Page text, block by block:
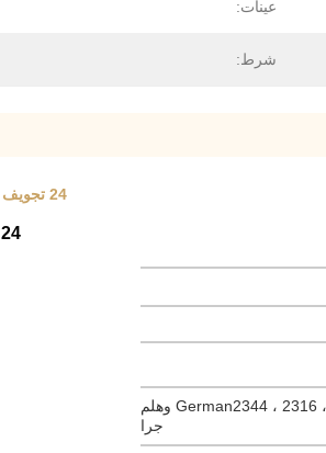
عينات:
شرط:
24 تجويف 24/410 قالب حقن مخصص من الصلب ASSABS136 قالب الغطاء العلوي
24 تجويف 24/410 عداء ساخن غطاء زجاجة قلاب مخصص قالب حقن
German2344 ، 2316 ، NAK80 ، H13 ، ASSAB8407 ، S136 وهلم
جرا